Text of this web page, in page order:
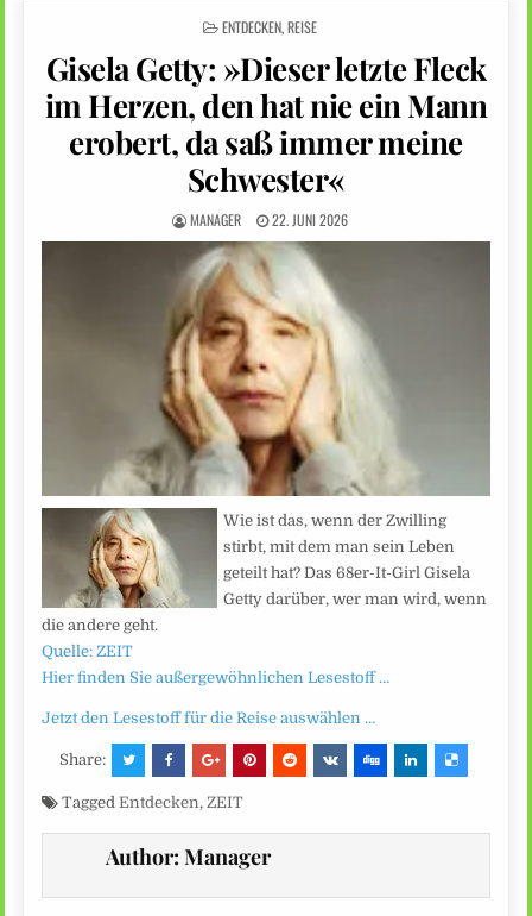
POSTED
ENTDECKEN,REISE
Gisela Getty: »Dieser letzte Fleck
im Herzen, den hat nie ein Mann
erobert, da saß immer meine
Schwester«
MANAGER 22. JUNI 2026
Wie ist das, wenn der Zwilling
stirbt, mit dem man sein Leben
geteilt hat? Das 68er-It-Girl Gisela
Getty darüber, wer man wird, wenn
die andere geht.
Quelle: ZEIT
Hier finden Sie außergewöhnlichen Lesestoff …
Jetzt den Lesestoff für die Reise auswählen …
Share:
TaggedEntdecken,ZEIT
Author:Manager